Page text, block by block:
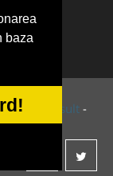
baza
Consult-